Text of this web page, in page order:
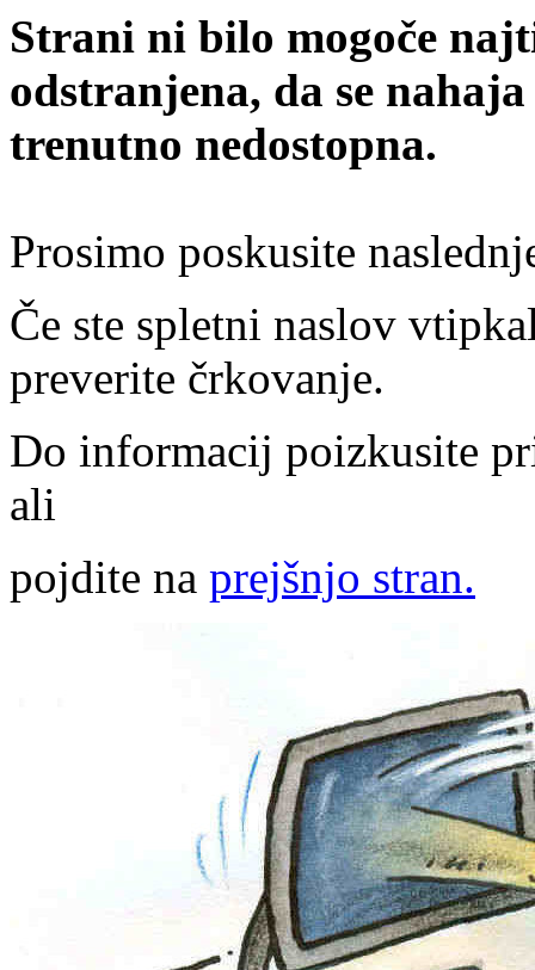
Strani ni bilo mogoče
odstranjena, da se
trenutno nedostopna.
Prosimo poskusite
Če ste spletni naslov
preverite črkovanje.
Do informacij poizkusite
ali
pojdite na prejšnjo stran.